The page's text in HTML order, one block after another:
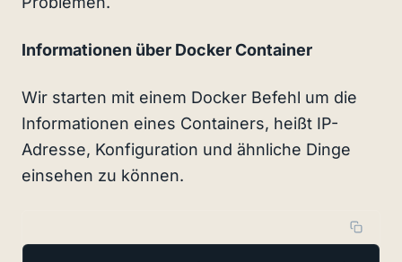
Informationen über Docker Container
Wir starten mit einem Docker Befehl um die
Informationen eines Containers, heißt IP-
Adresse, Konfiguration und ähnliche Dinge
einsehen zu können.